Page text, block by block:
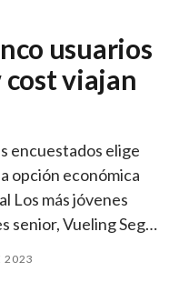
usuarios
cost viajan
encuestados elige
opción económica
Los más jóvenes
senior, Vueling Seg…
2023